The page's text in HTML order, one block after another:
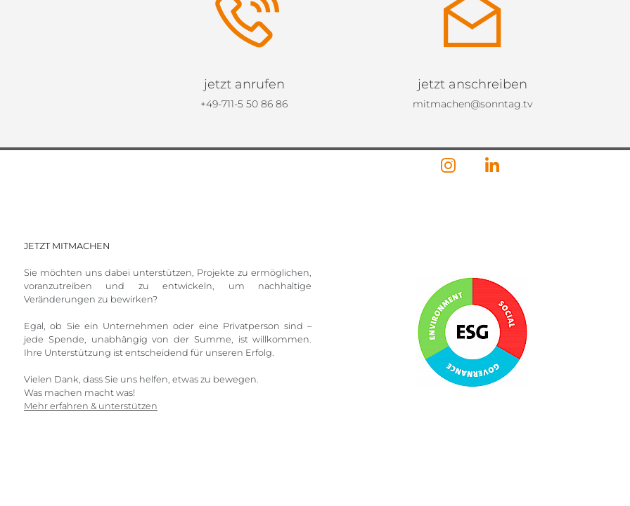
jetzt anrufen
+49-711-5 50 86 86
jetzt anschreiben
mitmachen@sonntag.tv
JETZT MITMACHEN
Sie möchten uns dabei unterstützen, Projekte zu ermöglichen,
voranzutreiben und zu entwickeln, um nachhaltige
Veränderungen zu bewirken?
Egal, ob Sie ein Unternehmen oder eine Privatperson sind –
jede Spende, unabhängig von der Summe, ist willkommen.
Ihre Unterstützung ist entscheidend für unseren Erfolg.
Vielen Dank, dass Sie uns helfen, etwas zu bewegen.
Was machen macht was!
Mehr erfahren & unterstützen